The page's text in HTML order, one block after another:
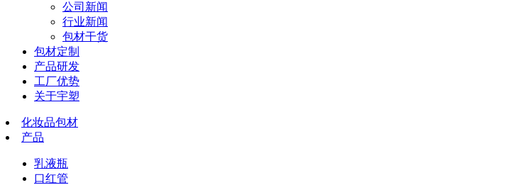
公司新闻
行业新闻
包材干货
包材定制
产品研发
工厂优势
关于宇塑
化妆品包材
产品
乳液瓶
口红管